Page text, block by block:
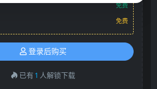
免费
免费
登录后购买
已有 1 人解锁下载